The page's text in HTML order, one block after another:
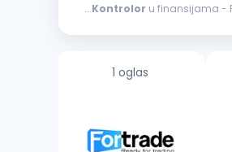
...Kontrolor
1 oglas